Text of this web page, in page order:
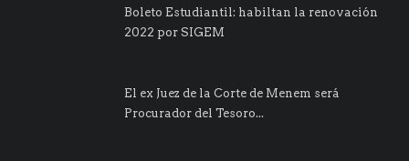
Boleto Estudiantil: habiltan la renovación
2022 por SIGEM
El ex Juez de la Corte de Menem será
Procurador del Tesoro...